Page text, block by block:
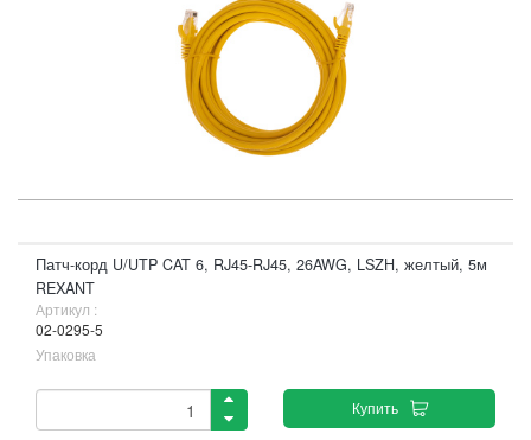
Патч-корд U/UTP CAT 6, RJ45-RJ45, 26AWG, LSZH, желтый, 5м
REXANT
Артикул :
02-0295-5
Упаковка
Купить